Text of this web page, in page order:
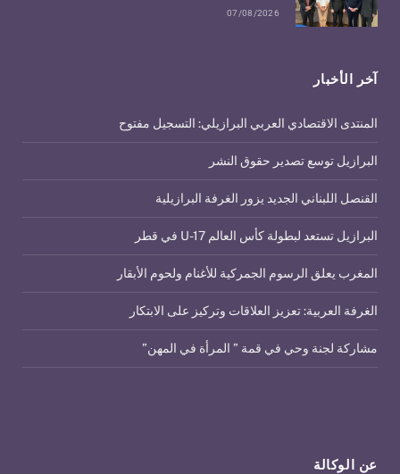
عن الوكالة
آخر الأخبار
المنتدى الاقتصادي العربي البرازيلي: التسجيل مفتوح
البرازيل توسع تصدير حقوق النشر
القنصل اللبناني الجديد يزور الغرفة البرازيلية
البرازيل تستعد لبطولة كأس العالم U-17 في قطر
المغرب يعلق الرسوم الجمركية للأغنام ولحوم الأبقار
الغرفة العربية: تعزيز العلاقات وتركيز على الابتكار
مشاركة لجنة وحي في قمة ” المرأة في المهن”
07/08/2026